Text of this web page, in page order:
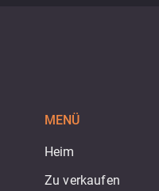
MENÜ
Heim
Zu verkaufen